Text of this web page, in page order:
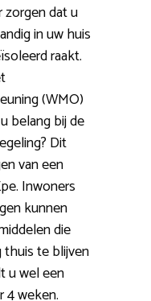
dat u
in uw huis
raakt.
(WMO)
belang bij de
Dit
van een
Inwoners
kunnen
die
thuis te blijven
u wel een
4 weken.